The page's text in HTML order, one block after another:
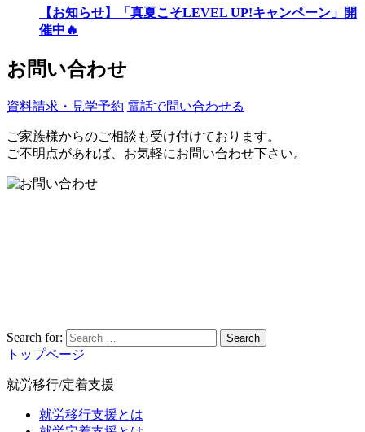
【お知らせ】「真夏こそLEVEL UP!キャンペーン」開
催中🔥
お問い合わせ
資料請求・見学予約 電話で問い合わせる
ご家族様からのご相談も受け付けております。
ご不明点があれば、お気軽にお問い合わせ下さい。
Search for: Search
トップページ
就労移行/定着支援
就労移行支援とは